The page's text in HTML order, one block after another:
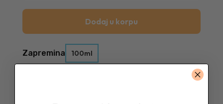
Dodaj u korpu
Zapremina 100ml